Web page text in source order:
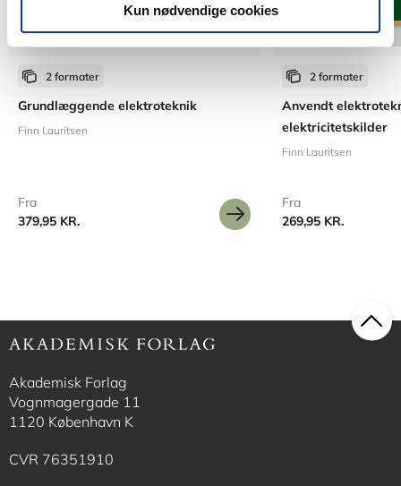
Kun nødvendige cookies
2 formater
Grundlæggende elektroteknik
Finn Lauritsen
Fra
379,95 KR.
2 formater
Anvendt
elektricitetskilder
Finn Lauritsen
Fra
269,95 KR.
Akademisk Forlag
Vognmagergade 11
1120 København K
CVR 76351910